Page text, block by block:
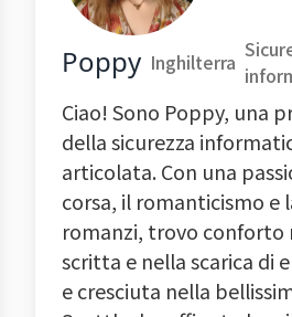
Poppy Inghilterra
Ciao! Sono Poppy, una
della sicurezza
articolata. Con una
corsa, il romanticismo e
romanzi, trovo conforto
scritta e nella scarica di
e cresciuta nella